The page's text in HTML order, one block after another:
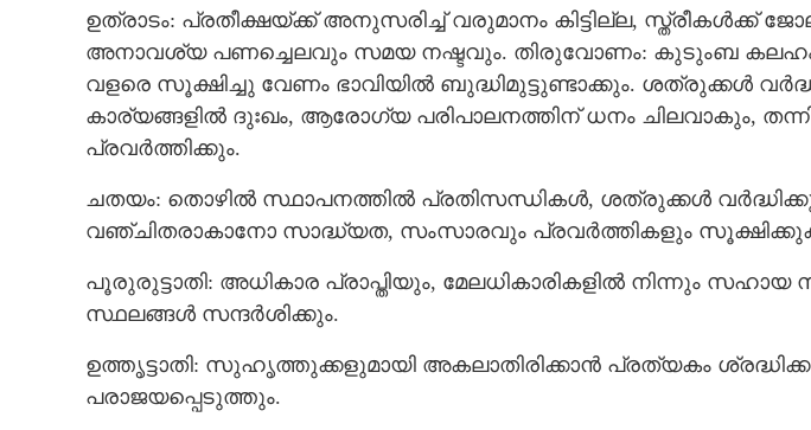
ഉത്രാടം: പ്രതീക്ഷയ്ക്ക് അനുസരിച്ച് വരുമാനം കിട്ടില്ല, സ്ത്രീകള്‍ക്ക്
അനാവശ്യ പണച്ചെലവും സമയ നഷ്ടവും. തിരുവോണം: കുടുംബ കലഹം,
വളരെ സൂക്ഷിച്ചു വേണം ഭാവിയില്‍ ബുദ്ധിമുട്ടുണ്ടാക്കും. ശത്രുക്കള്‍
കാര്യങ്ങളില്‍ ദുഃഖം, ആരോഗ്യ പരിപാലനത്തിന് ധനം ചിലവാകും,
പ്രവര്‍ത്തിക്കും.
ചതയം: തൊഴില്‍ സ്ഥാപനത്തില്‍ പ്രതിസന്ധികള്‍, ശത്രുക്കള്‍
വഞ്ചിതരാകാനോ സാദ്ധ്യത, സംസാരവും പ്രവര്‍ത്തികളും
പൂരുരുട്ടാതി: അധികാര പ്രാപ്തിയും, മേലധികാരികളില്‍ നിന്നും
സ്ഥലങ്ങള്‍ സന്ദര്‍ശിക്കും.
ഉത്തൃട്ടാതി: സുഹൃത്തുക്കളുമായി അകലാതിരിക്കാന്‍ പ്രത്യകം
പരാജയപ്പെടുത്തും.